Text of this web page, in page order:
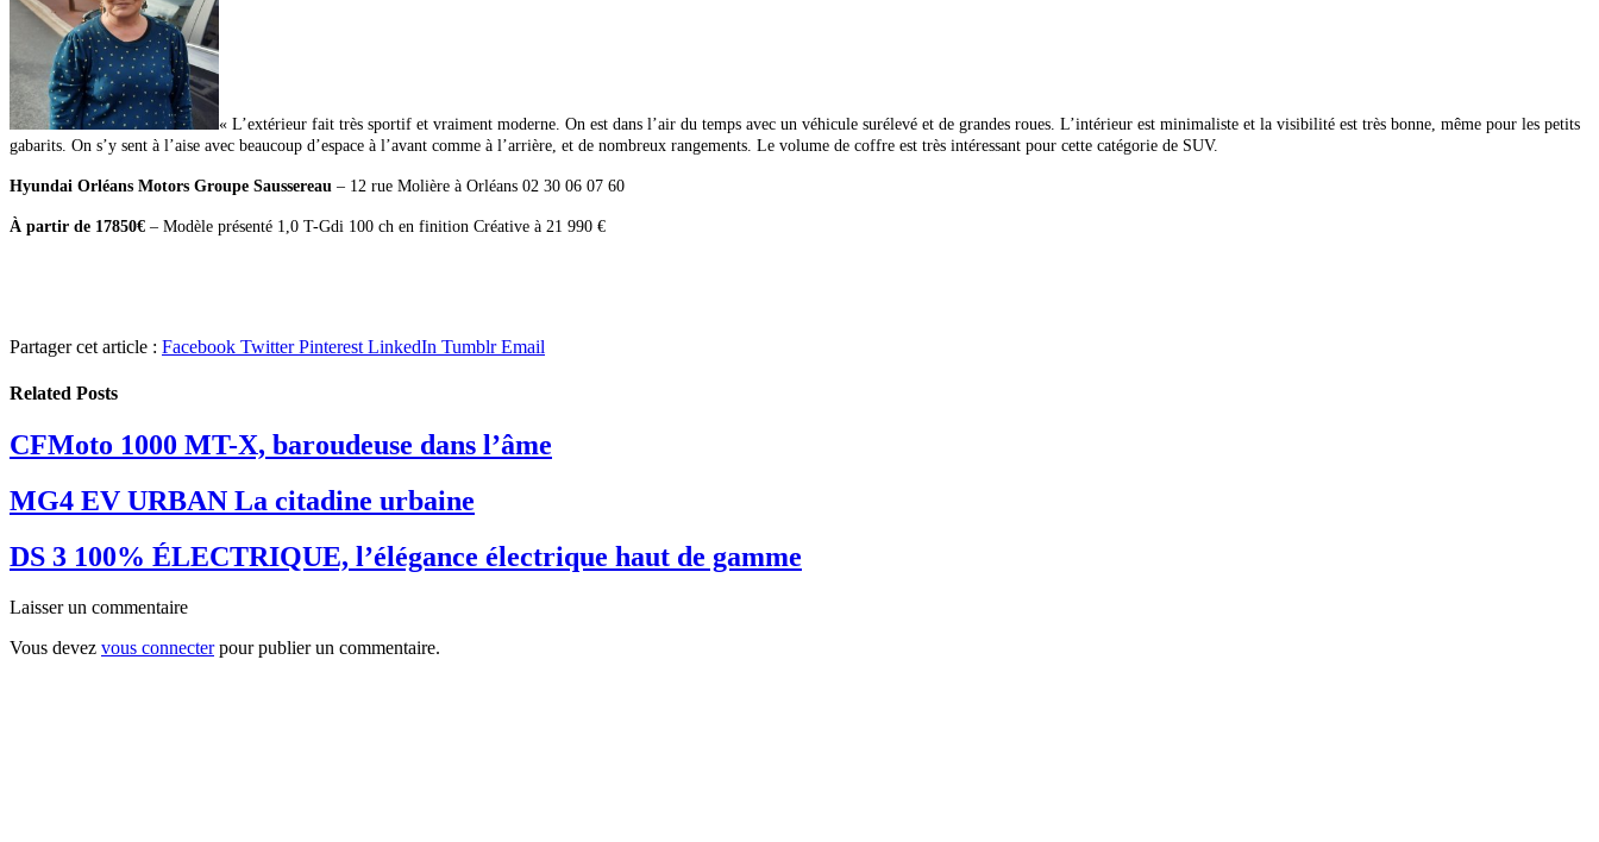
« L’extérieur fait très sportif et vraiment moderne. On est dans l’air du temps avec un véhicule surélevé et de grandes roues. L’intérieur est minimaliste et la visibilité est très bonne, même pour les petits
gabarits. On s’y sent à l’aise avec beaucoup d’espace à l’avant comme à l’arrière, et de nombreux rangements. Le volume de coffre est très intéressant pour cette catégorie de SUV.
Hyundai Orléans Motors Groupe Saussereau – 12 rue Molière à Orléans 02 30 06 07 60
À partir de 17850€ – Modèle présenté 1,0 T-Gdi 100 ch en finition Créative à 21 990 €
Partager cet article : Facebook Twitter Pinterest LinkedIn Tumblr Email
Related Posts
CFMoto 1000 MT-X, baroudeuse dans l’âme
MG4 EV URBAN La citadine urbaine
DS 3 100% ÉLECTRIQUE, l’élégance électrique haut de gamme
Laisser un commentaire
Vous devez vous connecterpour publier un commentaire.